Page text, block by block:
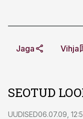
Jaga Vihja
SEOTUD
UUDISED06.07.09,